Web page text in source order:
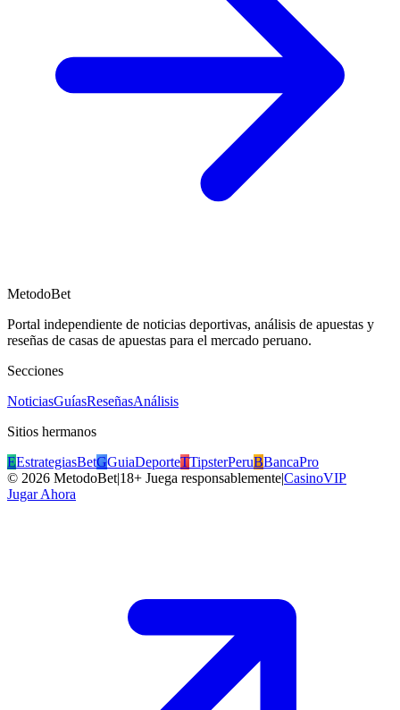
MetodoBet
Portal independiente de noticias deportivas, análisis de apuestas y
reseñas de casas de apuestas para el mercado peruano.
Secciones
NoticiasGuíasReseñasAnálisis
Sitios hermanos
EEstrategiasBetGGuiaDeporteTTipsterPeruBBancaPro
© 2026 MetodoBet|18+ Juega responsablemente|CasinoVIP
Jugar Ahora